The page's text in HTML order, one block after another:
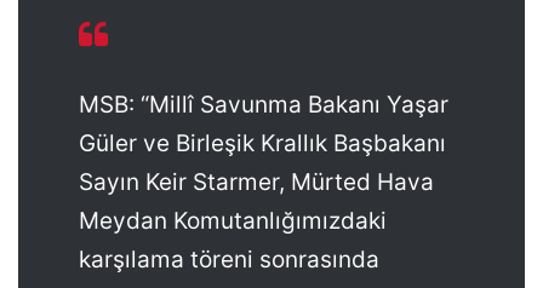
MSB: “Millî Savunma Bakanı Yaşar
Güler ve Birleşik Krallık Başbakanı
Sayın Keir Starmer, Mürted Hava
Meydan Komutanlığımızdaki
karşılama töreni sonrasında